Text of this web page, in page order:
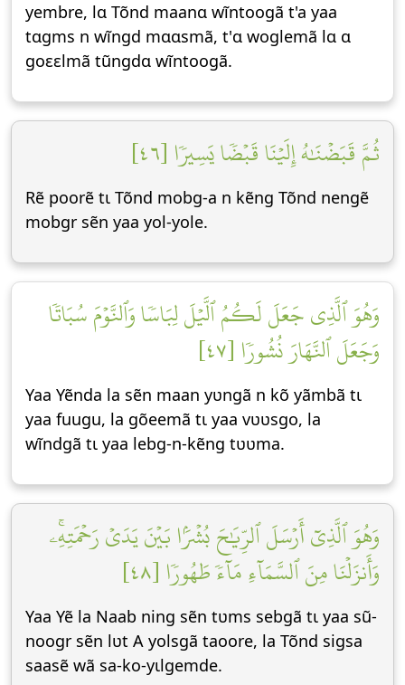
yembre, lɑ Tõnd maanɑ wĩntoogã t'a yaa
tɑgms n wĩngd mɑɑsmã, t'ɑ woglemã lɑ ɑ
goεεlmã tũngdɑ wĩntoogã.
ثُمَّ قَبَضۡنَٰهُ إِلَيۡنَا قَبۡضٗا يَسِيرٗا [٤٦]
Rẽ poorẽ tɩ Tõnd mobg-a n kẽng Tõnd nengẽ
mobgr sẽn yaa yol-yole.
وَهُوَ ٱلَّذِي جَعَلَ لَكُمُ ٱلَّيۡلَ لِبَاسٗا وَٱلنَّوۡمَ سُبَاتٗا
وَجَعَلَ ٱلنَّهَارَ نُشُورٗا [٤٧]
Yaa Yẽnda la sẽn maan yʋngã n kõ yãmbã tɩ
yaa fuugu, la gõeemã tɩ yaa vʋʋsgo, la
wĩndgã tɩ yaa lebg-n-kẽng tʋʋma.
وَهُوَ ٱلَّذِيٓ أَرۡسَلَ ٱلرِّيَٰحَ بُشۡرَۢا بَيۡنَ يَدَيۡ رَحۡمَتِهِۦۚ
وَأَنزَلۡنَا مِنَ ٱلسَّمَآءِ مَآءٗ طَهُورٗا [٤٨]
Yaa Yẽ la Naab ning sẽn tʋms sebgã tɩ yaa sũ-
noogr sẽn lʋt A yolsgã taoore, la Tõnd sigsa
saasẽ wã sa-ko-yɩlgemde.